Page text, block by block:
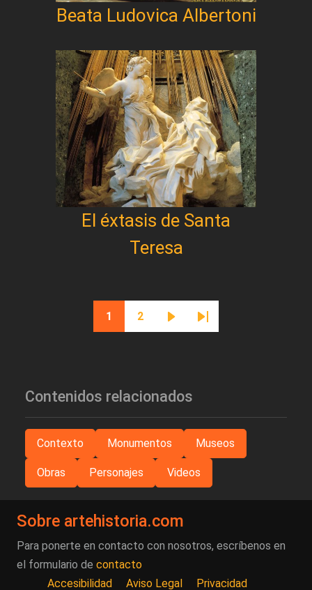
Beata Ludovica Albertoni
El éxtasis de Santa
Teresa
Paginación
Página actual
1
Página
2
Siguiente página
Última página
Contenidos relacionados
Contexto Monumentos Museos
Obras Personajes Videos
Sobre artehistoria.com
Para ponerte en contacto con nosotros, escríbenos en
el formulario de contacto
Accesibilidad
Aviso Legal Privacidad